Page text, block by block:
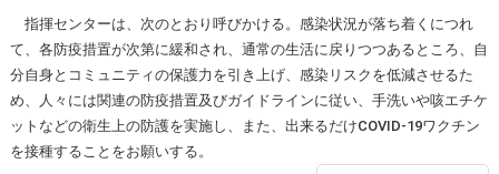
指揮センターは、次のとおり呼びかける。感染状況が落ち着くにつれ
て、各防疫措置が次第に緩和され、通常の生活に戻りつつあるところ、自
分自身とコミュニティの保護力を引き上げ、感染リスクを低減させるた
め、人々には関連の防疫措置及びガイドラインに従い、手洗いや咳エチケ
ットなどの衛生上の防護を実施し、また、出来るだけCOVID-19ワクチン
を接種することをお願いする。